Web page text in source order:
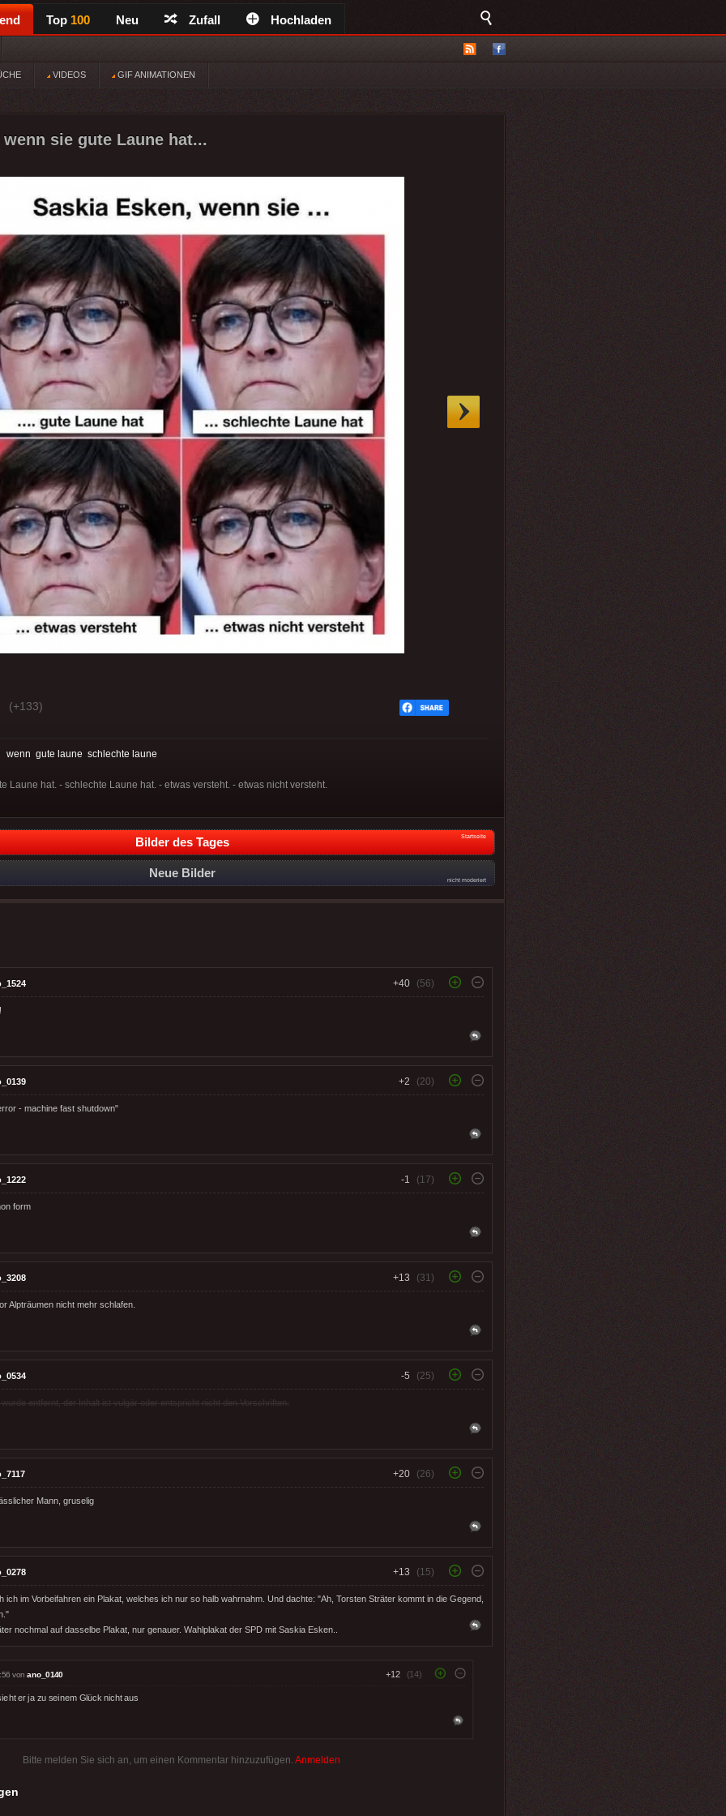
Top 100 Neu Zufall Hochladen
VIDEOS GIF ANIMATIONEN
sie gute Laune hat...
(+133)
wenn gute laune schlechte laune
Laune hat. - schlechte Laune hat. - etwas versteht. - etwas nicht versteht.
Bilder des Tages Startseite
Neue Bilder
nicht moderiert
+40 (56)
+2 (20)
- machine fast shutdown"
-1 (17)
form
+13 (31)
Alpträumen nicht mehr schlafen.
-5 (25)
entfernt, der Inhalt ist vulgär oder entspricht nicht den Vorschriften.
+20 (26)
Mann, gruselig
+13 (15)
ich im Vorbeifahren ein Plakat, welches ich nur so halb wahrnahm. Und dachte: "Ah, Torsten Sträter kommt in die Gegend,
nochmal auf dasselbe Plakat, nur genauer. Wahlplakat der SPD mit Saskia Esken..
vonano_0140 +12 (14)
er ja zu seinem Glück nicht aus
Bitte melden Sie sich an, um einen Kommentar hinzuzufügen. Anmelden